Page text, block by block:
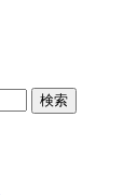
検索